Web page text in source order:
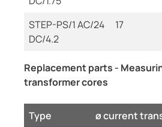
STEP-PS/1 AC/24
DC/4.2
17
Replacement parts -
transformer cores
Type
ø current